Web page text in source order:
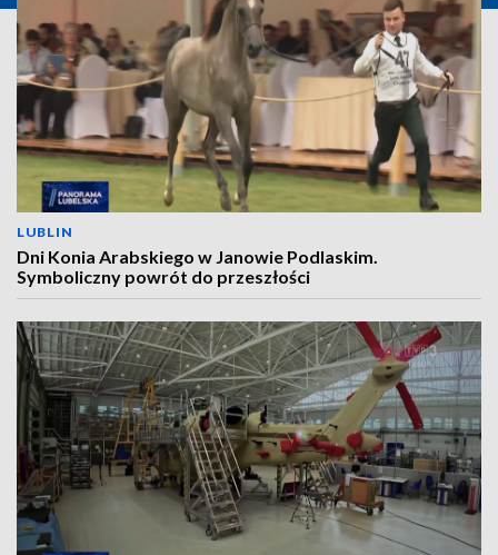
LUBLIN
Dni Konia Arabskiego w Janowie Podlaskim.
Symboliczny powrót do przeszłości